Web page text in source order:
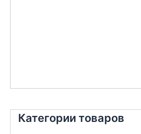
Категории товаров